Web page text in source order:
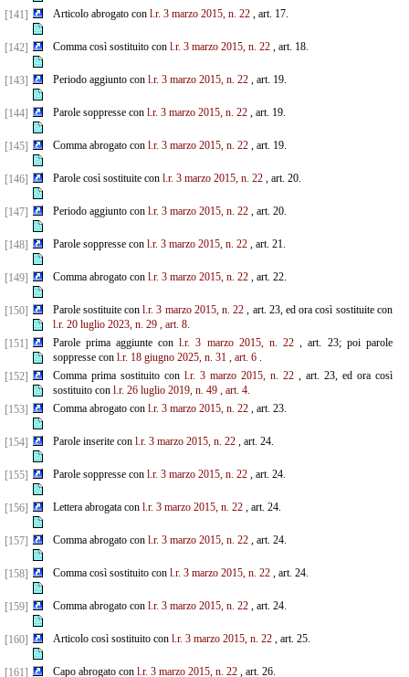
[141] Articolo abrogato con l.r. 3 marzo 2015, n. 22, art. 17.
[142] Comma così sostituito con l.r. 3 marzo 2015, n. 22, art. 18.
[143] Periodo aggiunto con l.r. 3 marzo 2015, n. 22, art. 19.
[144] Parole soppresse con l.r. 3 marzo 2015, n. 22, art. 19.
[145] Comma abrogato con l.r. 3 marzo 2015, n. 22, art. 19.
[146] Parole così sostituite con l.r. 3 marzo 2015, n. 22, art. 20.
[147] Periodo aggiunto con l.r. 3 marzo 2015, n. 22, art. 20.
[148] Parole soppresse con l.r. 3 marzo 2015, n. 22, art. 21.
[149] Comma abrogato con l.r. 3 marzo 2015, n. 22, art. 22.
[150] Parole sostituite conl.r. 3 marzo 2015, n. 22 , art. 23, ed ora così sostituite con
l.r. 20 luglio 2023, n. 29 , art. 8.
[151]
Parole prima aggiunte conl.r. 3 marzo 2015, n. 22 , art. 23; poi parole
soppresse con l.r. 18 giugno 2025, n. 31 , art. 6.
[152]
Comma prima sostituito con l.r. 3 marzo 2015, n. 22, art. 23, ed ora così
sostituito con l.r. 26 luglio 2019, n. 49 , art. 4.
[153]
Comma abrogato con l.r. 3 marzo 2015, n. 22, art. 23.
[154] Parole inserite con l.r. 3 marzo 2015, n. 22, art. 24.
[155] Parole soppresse con l.r. 3 marzo 2015, n. 22, art. 24.
[156] Lettera abrogata con l.r. 3 marzo 2015, n. 22, art. 24.
[157] Comma abrogato con l.r. 3 marzo 2015, n. 22, art. 24.
[158] Comma così sostituito con l.r. 3 marzo 2015, n. 22, art. 24.
[159] Comma abrogato con l.r. 3 marzo 2015, n. 22, art. 24.
[160] Articolo così sostituito con l.r. 3 marzo 2015, n. 22, art. 25.
[161] Capo abrogato con l.r. 3 marzo 2015, n. 22, art. 26.